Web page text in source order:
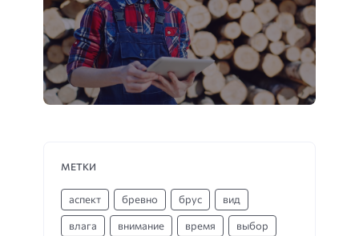
МЕТКИ
аспект бревно брус вид
влага внимание время выбор